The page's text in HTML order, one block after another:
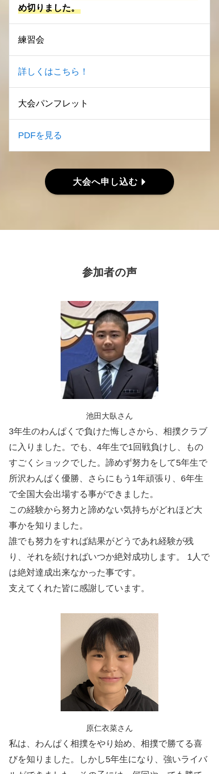
め切りました。
練習会
詳しくはこちら！
大会パンフレット
PDFを見る
大会へ申し込む
参加者の声
池田大臥さん
3年生のわんぱくで負けた悔しさから、相撲クラブ
に入りました。でも、4年生で1回戦負けし、もの
すごくショックでした。諦めず努力をして5年生で
所沢わんぱく優勝、さらにもう1年頑張り、6年生
で全国大会出場する事ができました。
この経験から努力と諦めない気持ちがどれほど大
事かを知りました。
誰でも努力をすれば結果がどうであれ経験が残
り、それを続ければいつか絶対成功します。 1人で
は絶対達成出来なかった事です。
支えてくれた皆に感謝しています。
原仁衣菜さん
私は、わんぱく相撲をやり始め、相撲で勝てる喜
びを知りました。しかし5年生になり、強いライバ